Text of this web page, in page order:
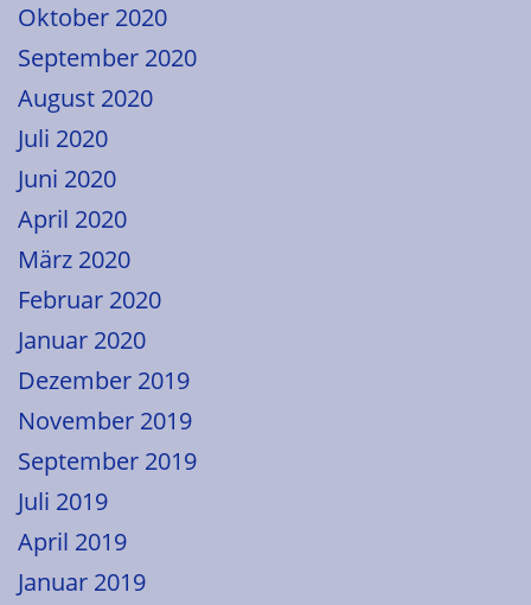
Oktober 2020
September 2020
August 2020
Juli 2020
Juni 2020
April 2020
März 2020
Februar 2020
Januar 2020
Dezember 2019
November 2019
September 2019
Juli 2019
April 2019
Januar 2019